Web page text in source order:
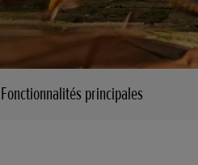
Fonctionnalités principales